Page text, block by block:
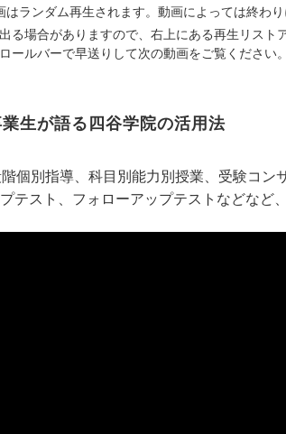
はランダム再生されます。動画によっては終わ
る場合がありますので、右上にある再生リスト
ールバーで早送りして次の動画をご覧ください。
生が語る四谷学院の活用法
個別指導、科目別能力別授業、受験コ
テスト、フォローアップテストなどなど